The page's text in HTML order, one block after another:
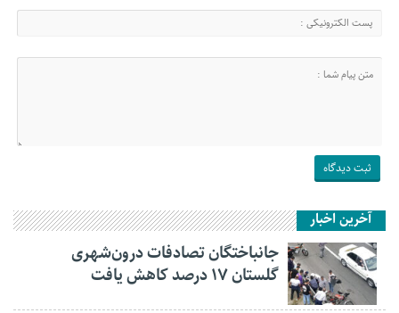
آخرین اخبار
جانباختگان تصادفات درون‌شهری
گلستان ۱۷ درصد کاهش یافت